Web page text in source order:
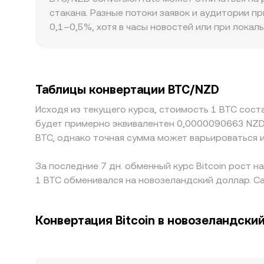
давление предложения, что транслируется в
версии BTC (например, WBTC) в парах с
инвариантом x × y = k, где x и y — балансы
цену, что через арбитраж быстро
стакана. Разные потоки заявок и аудитории
0,1–0,5%, хотя в часы новостей или при
ликвидности в NZD, что отражается в
кросс‑конвертацию в NZD; отклонения курса
conversion rate. Арбитраж между биржами
ограничивают скорость и объём
Таблицы конвертации BTC/NZD
Исходя из текущего курса, стоимость 1 BTC
будет примерно эквивалентен 0,0000090663
BTC, однако точная сумма может варьироваться
За последние 7 дн. обменный курс Bitcoin рост
1 BTC обменивался на новозеландский доллар.
Конвертация Bitcoin в